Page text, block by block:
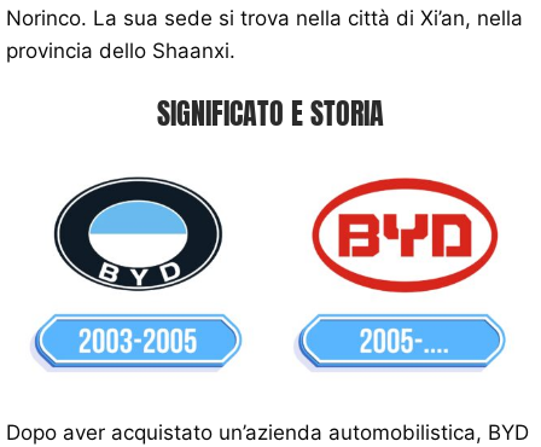
Norinco. La sua sede si trova nella città di Xi’an, nella
provincia dello Shaanxi.
SIGNIFICATO E STORIA
Dopo aver acquistato un’azienda automobilistica, BYD